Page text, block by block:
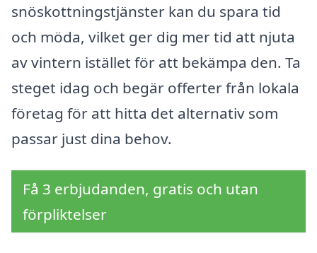
snöskottningstjänster kan du spara tid
och möda, vilket ger dig mer tid att njuta
av vintern istället för att bekämpa den. Ta
steget idag och begär offerter från lokala
företag för att hitta det alternativ som
passar just dina behov.
Få 3 erbjudanden, gratis och utan
förpliktelser